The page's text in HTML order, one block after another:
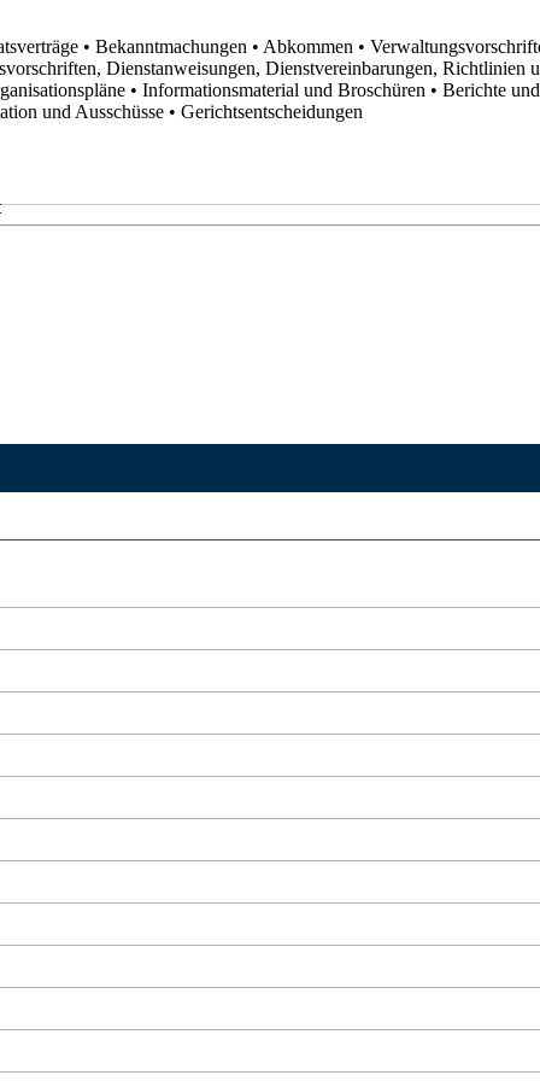
• Bekanntmachungen • Abkommen •
Dienstanweisungen, Dienstvereinbarungen, Richtlinien
• Informationsmaterial und Broschüren • Berichte
und Ausschüsse • Gerichtsentscheidungen